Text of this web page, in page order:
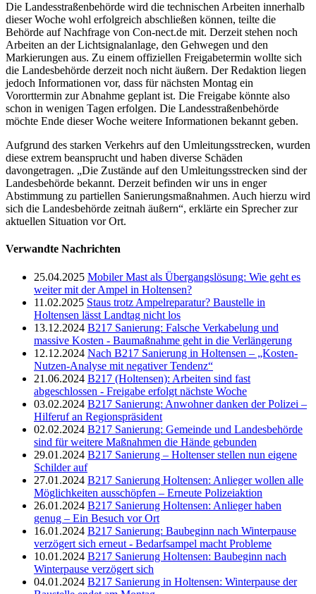
Die Landesstraßenbehörde wird die technischen Arbeiten innerhalb
dieser Woche wohl erfolgreich abschließen können, teilte die
Behörde auf Nachfrage von Con-nect.de mit. Derzeit stehen noch
Arbeiten an der Lichtsignalanlage, den Gehwegen und den
Markierungen aus. Zu einem offiziellen Freigabetermin wollte sich
die Landesbehörde derzeit noch nicht äußern. Der Redaktion liegen
jedoch Informationen vor, dass für nächsten Montag ein
Vororttermin zur Abnahme geplant ist. Die Freigabe könnte also
schon in wenigen Tagen erfolgen. Die Landesstraßenbehörde
möchte Ende dieser Woche weitere Informationen bekannt geben.
Aufgrund des starken Verkehrs auf den Umleitungsstrecken, wurden
diese extrem beansprucht und haben diverse Schäden
davongetragen. „Die Zustände auf den Umleitungsstrecken sind der
Landesbehörde bekannt. Derzeit befinden wir uns in enger
Abstimmung zu partiellen Sanierungsmaßnahmen. Auch hierzu wird
sich die Landesbehörde zeitnah äußern“, erklärte ein Sprecher zur
aktuellen Situation vor Ort.
Verwandte Nachrichten
25.04.2025 Mobiler Mast als Übergangslösung: Wie geht es
weiter mit der Ampel in Holtensen?
11.02.2025 Staus trotz Ampelreparatur? Baustelle in
Holtensen lässt Landtag nicht los
13.12.2024 B217 Sanierung: Falsche Verkabelung und
massive Kosten - Baumaßnahme geht in die Verlängerung
12.12.2024 Nach B217 Sanierung in Holtensen – „Kosten-
Nutzen-Analyse mit negativer Tendenz“
21.06.2024 B217 (Holtensen): Arbeiten sind fast
abgeschlossen - Freigabe erfolgt nächste Woche
03.02.2024 B217 Sanierung: Anwohner danken der Polizei –
Hilferuf an Regionspräsident
02.02.2024 B217 Sanierung: Gemeinde und Landesbehörde
sind für weitere Maßnahmen die Hände gebunden
29.01.2024 B217 Sanierung – Holtenser stellen nun eigene
Schilder auf
27.01.2024 B217 Sanierung Holtensen: Anlieger wollen alle
Möglichkeiten ausschöpfen – Erneute Polizeiaktion
26.01.2024 B217 Sanierung Holtensen: Anlieger haben
genug – Ein Besuch vor Ort
16.01.2024 B217 Sanierung: Baubeginn nach Winterpause
verzögert sich erneut - Bedarfsampel macht Probleme
10.01.2024 B217 Sanierung Holtensen: Baubeginn nach
Winterpause verzögert sich
04.01.2024 B217 Sanierung in Holtensen: Winterpause der